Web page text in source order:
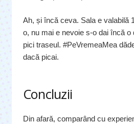
Ah, și încă ceva. Sala e valabilă
o, nu mai e nevoie s-o dai încă
pici traseul. #PeVremeaMea
dacă picai.
Concluzii
Din afară, comparând cu